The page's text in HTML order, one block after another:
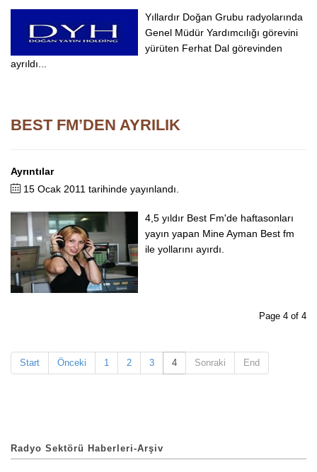
Yıllardır Doğan Grubu radyolarında
Genel Müdür Yardımcılığı görevini
yürüten Ferhat Dal görevinden
ayrıldı...
BEST FM’DEN AYRILIK
Ayrıntılar
15 Ocak 2011 tarihinde yayınlandı.
4,5 yıldır Best Fm'de haftasonları
yayın yapan Mine Ayman Best fm
ile yollarını ayırdı.
Page 4 of 4
Start Önceki 1 2 3 4 Sonraki End
Radyo Sektörü Haberleri-Arşiv